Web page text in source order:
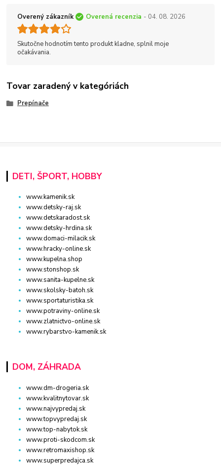
Overený zákazník Overená recenzia - 04. 08. 2026
Skutočne hodnotím tento produkt kladne, splnil moje
očakávania.
Tovar zaradený v kategóriách
Prepínače
DETI, ŠPORT, HOBBY
www.kamenik.sk
www.detsky-raj.sk
www.detskaradost.sk
www.detsky-hrdina.sk
www.domaci-milacik.sk
www.hracky-online.sk
www.kupelna.shop
www.stonshop.sk
www.sanita-kupelne.sk
www.skolsky-batoh.sk
www.sportaturistika.sk
www.potraviny-online.sk
www.zlatnictvo-online.sk
www.rybarstvo-kamenik.sk
DOM, ZÁHRADA
www.dm-drogeria.sk
www.kvalitnytovar.sk
www.najvypredaj.sk
www.topvypredaj.sk
www.top-nabytok.sk
www.proti-skodcom.sk
www.retromaxishop.sk
www.superpredajca.sk